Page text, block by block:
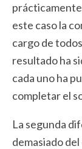
este caso la
cargo de
resultado ha
cada uno ha
completar el
La segunda
demasiado